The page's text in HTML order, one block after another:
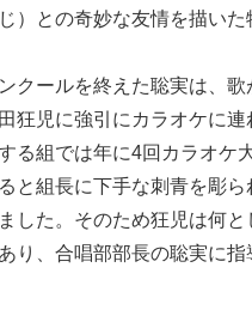
）との奇妙な友情を描いた
クールを終えた聡実は、
狂児に強引にカラオケに連
る組では年に4回カラオケ
と組長に下手な刺青を彫ら
した。そのため狂児は何と
り、合唱部部長の聡実に指